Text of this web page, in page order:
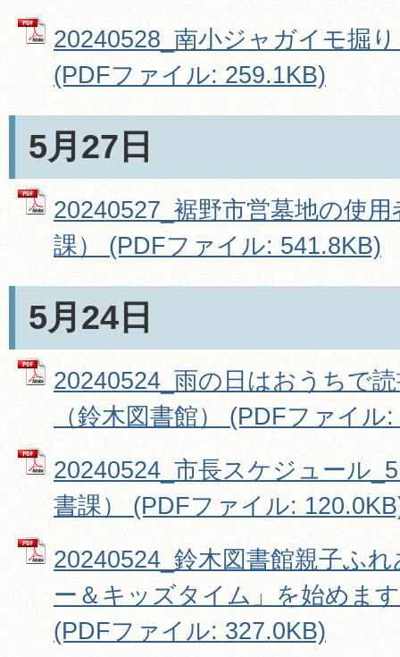
20240528_南小ジャガイモ掘
(PDFファイル: 259.1KB)
5月27日
20240527_裾野市営墓地の使
課） (PDFファイル: 541.8KB)
5月24日
20240524_雨の日はおうちで
（鈴木図書館） (PDFファイル
20240524_市長スケジュール
書課） (PDFファイル:
20240524_鈴木図書館親子ふ
ー＆キッズタイム」を始めま
(PDFファイル: 327.0KB)